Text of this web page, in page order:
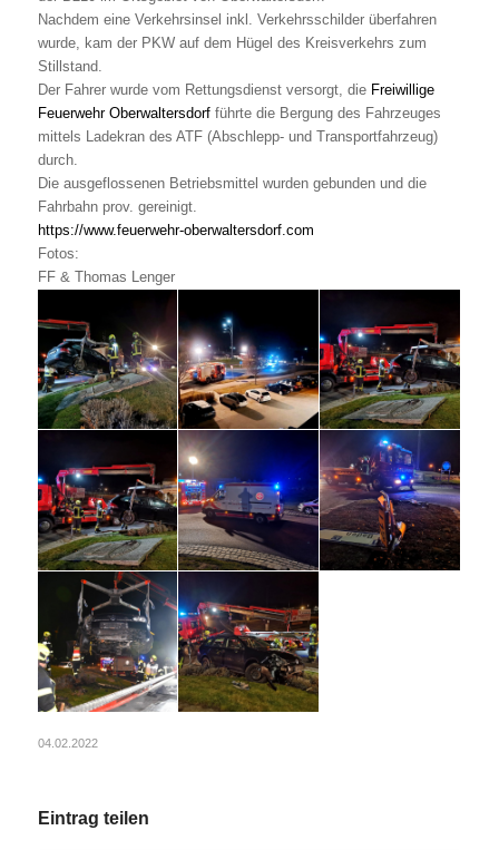
Nachdem eine Verkehrsinsel inkl. Verkehrsschilder überfahren
wurde, kam der PKW auf dem Hügel des Kreisverkehrs zum
Stillstand.
Der Fahrer wurde vom Rettungsdienst versorgt, die Freiwillige
Feuerwehr Oberwaltersdorfführte die Bergung des Fahrzeuges
mittels Ladekran des ATF (Abschlepp- und Transportfahrzeug)
durch.
Die ausgeflossenen Betriebsmittel wurden gebunden und die
Fahrbahn prov. gereinigt.
https://www.feuerwehr-oberwaltersdorf.com
Fotos:
FF & Thomas Lenger
04.02.2022
Eintrag teilen